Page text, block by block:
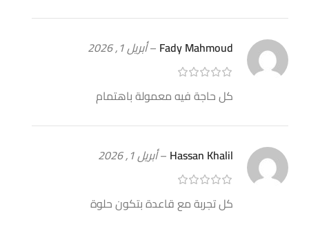
Fady Mahmoud
–أبريل 1, 2026
كل حاجة فيه معمولة باهتمام
Hassan Khalil
–أبريل 1, 2026
كل تجربة مع قاعدة بتكون حلوة